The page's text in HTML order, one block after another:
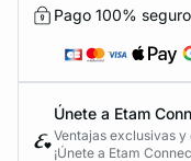
Pago 100% seguro
Únete a Etam
Ventajas exclusivas
¡Únete a Etam